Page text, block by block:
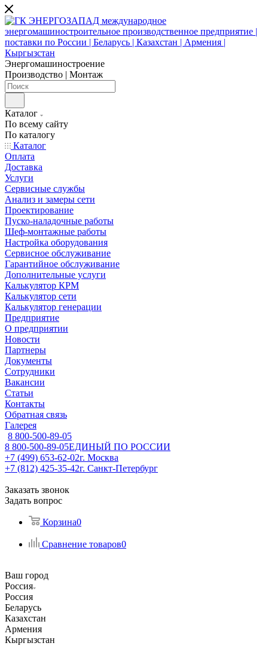
Энергомашиностроение
Производство | Монтаж
Каталог
По всему сайту
По каталогу
Каталог
Оплата
Доставка
Услуги
Сервисные службы
Анализ и замеры сети
Проектирование
Пуско-наладочные работы
Шеф-монтажные работы
Настройка оборудования
Сервисное обслуживание
Гарантийное обслуживание
Дополнительные услуги
Калькулятор КРМ
Калькулятор сети
Калькулятор генерации
Предприятие
О предприятии
Новости
Партнеры
Документы
Сотрудники
Вакансии
Статьи
Контакты
Обратная связь
Галерея
8 800-500-89-05
8 800-500-89-05ЕДИНЫЙ ПО РОССИИ
+7 (499) 653-62-02г. Москва
+7 (812) 425-35-42г. Санкт-Петербург
Заказать звонок
Задать вопрос
Корзина0
Сравнение товаров0
Ваш город
Россия
Россия
Беларусь
Казахстан
Армения
Кыргызстан